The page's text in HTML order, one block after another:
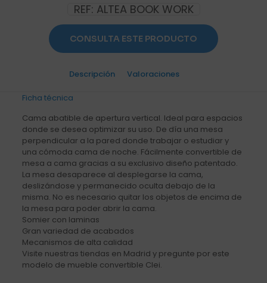
REF: ALTEA BOOK WORK
CONSULTA ESTE PRODUCTO
Descripción Valoraciones
Ficha técnica
Cama abatible de apertura vertical. Ideal para espacios
donde se desea optimizar su uso. De día una mesa
perpendicular a la pared donde trabajar o estudiar y
una cómoda cama de noche. Fácilmente convertible de
mesa a cama gracias a su exclusivo diseño patentado.
La mesa desaparece al desplegarse la cama,
deslizándose y permanecido oculta debajo de la
misma. No es necesario quitar los objetos de encima de
la mesa para poder abrir la cama.
Somier con laminas
Gran variedad de acabados
Mecanismos de alta calidad
Visite nuestras tiendas en Madrid y pregunte por este
modelo de mueble convertible Clei.